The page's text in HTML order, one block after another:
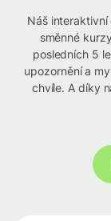
Náš interaktivní
směnné
posledních 5
upozornění a
chvíle. A díky